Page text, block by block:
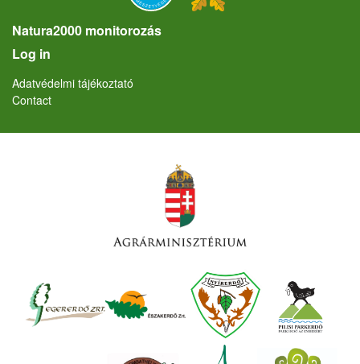
Natura2000 monitorozás
User account menu
Log in
Lábléc
Adatvédelmi tájékoztató
Contact